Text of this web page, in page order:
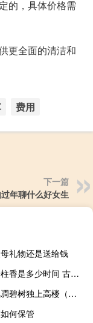
的，具体价格需
更全面的清洁和
费用
下一篇
年聊什么好女生
礼物还是送给钱
古代的一柱香是多少时间 古代的一柱香是多长时间
昨夜西风凋碧树独上高楼（昨夜西风凋碧树 独上高楼望尽天涯路）
何保管